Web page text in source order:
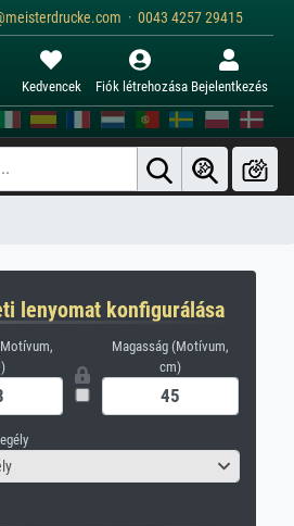
· 0043 4257 29415
Kedvencek Fiók létrehozása Bejelentkezés
lenyomat konfigurálása
Magasság (Motívum,
cm)